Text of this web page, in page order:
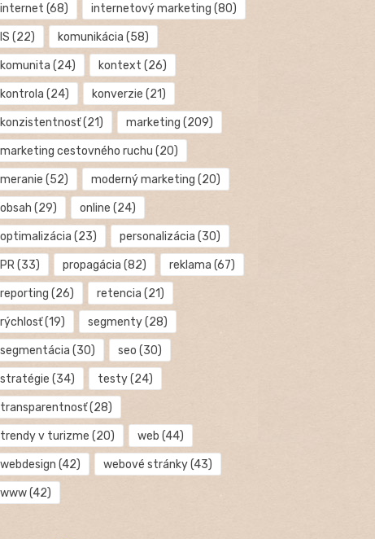
internet (68) internetový marketing (80)
IS (22) komunikácia (58)
komunita (24) kontext (26)
kontrola (24) konverzie (21)
konzistentnosť(21) marketing (209)
marketing cestovného ruchu (20)
meranie (52) moderný marketing (20)
obsah (29) online (24)
optimalizácia (23) personalizácia (30)
PR(33) propagácia (82) reklama (67)
reporting (26) retencia (21)
rýchlosť(19) segmenty(28)
segmentácia (30) seo (30)
stratégie (34) testy(24)
transparentnosť(28)
trendy v turizme (20) web (44)
webdesign (42) webové stránky(43)
www(42)